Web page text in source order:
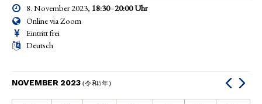
8. November 2023, 18:30–20:00Uhr
Online via Zoom
Eintritt frei
Deutsch
NOVEMBER 2023(令和5年)